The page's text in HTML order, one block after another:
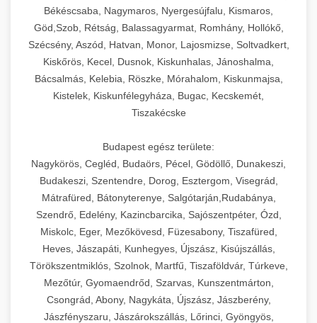
Békéscsaba, Nagymaros, Nyergesújfalu, Kismaros,
Göd,Szob, Rétság, Balassagyarmat, Romhány, Hollókő,
Szécsény, Aszód, Hatvan, Monor, Lajosmizse, Soltvadkert,
Kiskőrös, Kecel, Dusnok, Kiskunhalas, Jánoshalma,
Bácsalmás, Kelebia, Röszke, Mórahalom, Kiskunmajsa,
Kistelek, Kiskunfélegyháza, Bugac, Kecskemét,
Tiszakécske
Budapest egész területe:
Nagykörös, Cegléd, Budaörs, Pécel, Gödöllő, Dunakeszi,
Budakeszi, Szentendre, Dorog, Esztergom, Visegrád,
Mátrafüred, Bátonyterenye, Salgótarján,Rudabánya,
Szendrő, Edelény, Kazincbarcika, Sajószentpéter, Ózd,
Miskolc, Eger, Mezőkövesd, Füzesabony, Tiszafüred,
Heves, Jászapáti, Kunhegyes, Újszász, Kisújszállás,
Törökszentmiklós, Szolnok, Martfű, Tiszaföldvár, Túrkeve,
Mezőtúr, Gyomaendrőd, Szarvas, Kunszentmárton,
Csongrád, Abony, Nagykáta, Újszász, Jászberény,
Jászfényszaru, Jászárokszállás, Lőrinci, Gyöngyös,